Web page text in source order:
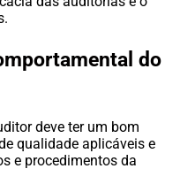
do
deve ter um bom
qualidade aplicáveis e
e procedimentos da